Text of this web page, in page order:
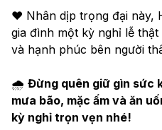
❤️ Nhân dịp trọng đại này,
gia đình một kỳ nghỉ lễ
và hạnh phúc bên người
🌧 Đừng quên giữ gìn sức
mưa bão, mặc ấm và ăn
kỳ nghỉ trọn vẹn nhé!